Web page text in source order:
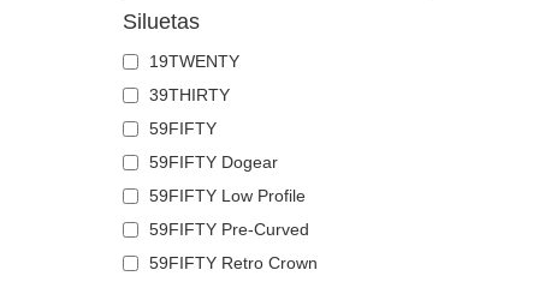
Elnias
Erelis
Feniksas
Flamingas
Gaidys
Gepardas
Grifas
Gyvatė
Siluetas
19TWENTY
39THIRTY
59FIFTY
59FIFTY Dogear
59FIFTY Low Profile
59FIFTY Pre-Curved
59FIFTY Retro Crown